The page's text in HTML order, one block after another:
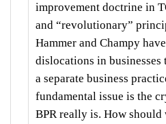
improvement doctrine in
and “revolutionary”
Hammer and Champy
dislocations in businesses
a separate business
fundamental issue is the
BPR really is. How